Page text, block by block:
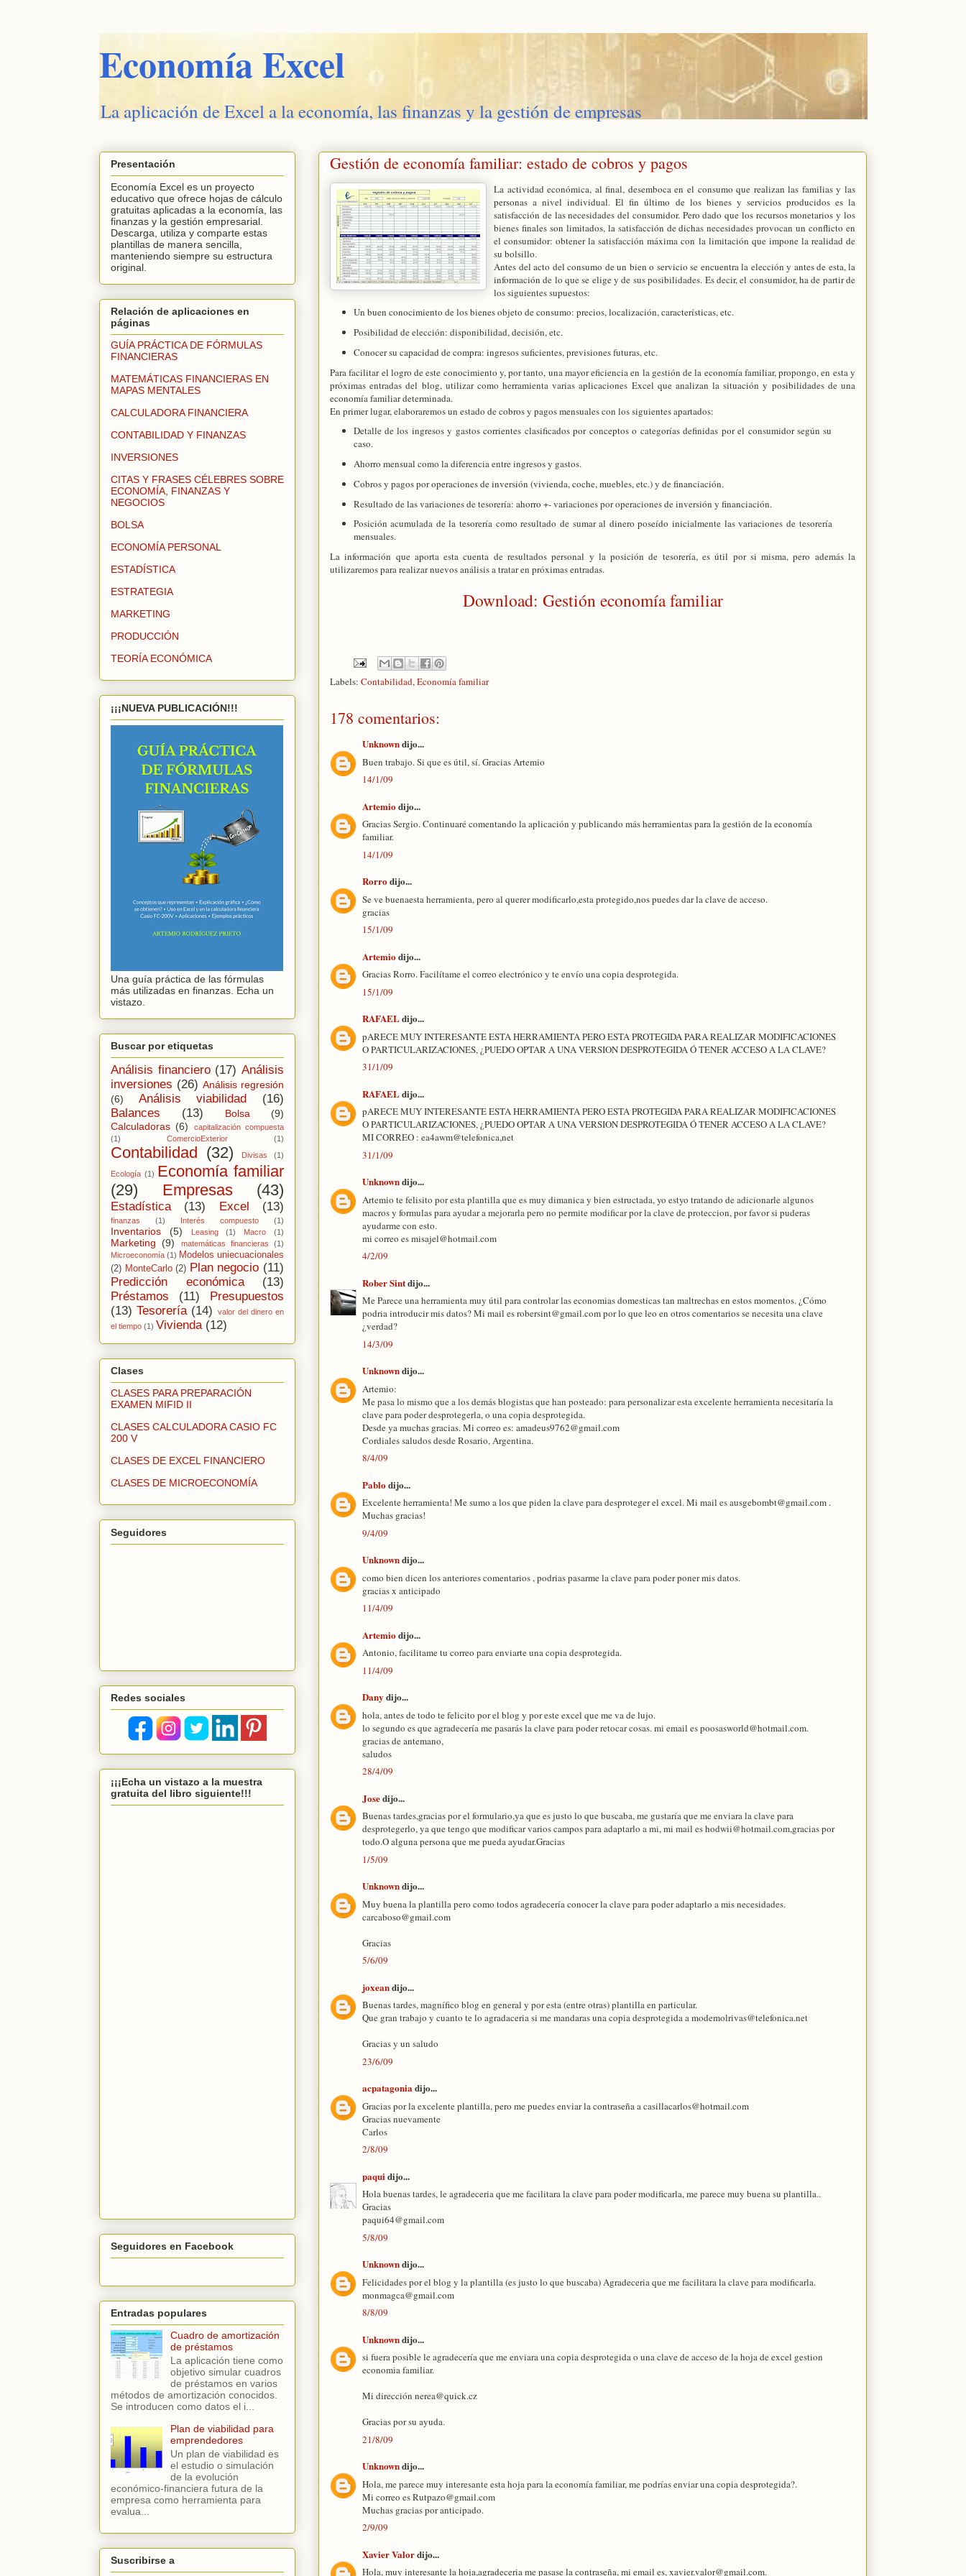
Economía Excel
La aplicación de Excel a la economía, las finanzas y la gestión de empresas
Gestión de economía familiar: estado de cobros y pagos
La actividad económica, al final, desemboca en el consumo que realizan las familias y las
personas a nivel individual. El fin último de los bienes y servicios producidos es la
satisfacción de las necesidades del consumidor. Pero dado que los recursos monetarios y los
bienes finales son limitados, la satisfacción de dichas necesidades provocan un conflicto en
el consumidor: obtener la satisfacción máxima con la limitación que impone la realidad de
su bolsillo.
Antes del acto del consumo de un bien o servicio se encuentra la elección y antes de esta, la
información de lo que se elige y de sus posibilidades. Es decir, el consumidor, ha de partir de
los siguientes supuestos:
Un buen conocimiento de los bienes objeto de consumo: precios, localización, características, etc.
Posibilidad de elección: disponibilidad, decisión, etc.
Conocer su capacidad de compra: ingresos suficientes, previsiones futuras, etc.
Para facilitar el logro de este conocimiento y, por tanto, una mayor eficiencia en la gestión de la economía familiar, propongo, en esta y
próximas entradas del blog, utilizar como herramienta varias aplicaciones Excel que analizan la situación y posibilidades de una
economía familiar determinada.
En primer lugar, elaboraremos un estado de cobros y pagos mensuales con los siguientes apartados:
Detalle de los ingresos y gastos corrientes clasificados por conceptos o categorías definidas por el consumidor según su
caso.
Ahorro mensual como la diferencia entre ingresos y gastos.
Cobros y pagos por operaciones de inversión (vivienda, coche, muebles, etc.) y de financiación.
Resultado de las variaciones de tesorería: ahorro +- variaciones por operaciones de inversión y financiación.
Posición acumulada de la tesorería como resultado de sumar al dinero poseído inicialmente las variaciones de tesorería
mensuales.
La información que aporta esta cuenta de resultados personal y la posición de tesorería, es útil por si misma, pero además la
utilizaremos para realizar nuevos análisis a tratar en próximas entradas.
Download: Gestión economía familiar
Labels: Contabilidad,Economía familiar
178 comentarios:
Unknowndijo...
Buen trabajo. Si que es útil, sí. Gracias Artemio
14/1/09
Artemiodijo...
Gracias Sergio. Continuaré comentando la aplicación y publicando más herramientas para la gestión de la economía
familiar.
14/1/09
Rorrodijo...
Se ve buenaesta herramienta, pero al querer modificarlo,esta protegido,nos puedes dar la clave de acceso.
gracias
15/1/09
Artemiodijo...
Gracias Rorro. Facilítame el correo electrónico y te envío una copia desprotegida.
15/1/09
RAFAELdijo...
pARECE MUY INTERESANTE ESTA HERRAMIENTA PERO ESTA PROTEGIDA PARA REALIZAR MODIFICACIONES
O PARTICULARIZACIONES, ¿PUEDO OPTAR A UNA VERSION DESPROTEGIDA Ó TENER ACCESO A LA CLAVE?
31/1/09
RAFAELdijo...
pARECE MUY INTERESANTE ESTA HERRAMIENTA PERO ESTA PROTEGIDA PARA REALIZAR MODIFICACIONES
O PARTICULARIZACIONES, ¿PUEDO OPTAR A UNA VERSION DESPROTEGIDA Ó TENER ACCESO A LA CLAVE?
MI CORREO : ea4awm@telefonica,net
31/1/09
Unknowndijo...
Artemio te felisito por esta plantilla que es muy dimanica y bien estructada, yo estyo tratando de adicionarle algunos
macros y formulas para ayudar a mejorarla pero no permite modificar por la clave de proteccion, por favor si puderas
ayudarme con esto.
mi correo es misajel@hotmail.com
4/2/09
Rober Sintdijo...
Me Parece una herramienta muy útil para controlar las economias domesticas tan maltrechas en estos momentos. ¿Cómo
podria introducir mis datos? Mi mail es robersint@gmail.com por lo que leo en otros comentarios se necesita una clave
¿verdad?
14/3/09
Unknowndijo...
Artemio:
Me pasa lo mismo que a los demás blogistas que han posteado: para personalizar esta excelente herramienta necesitaría la
clave para poder desprotegerla, o una copia desprotegida.
Desde ya muchas gracias. Mi correo es: amadeus9762@gmail.com
Cordiales saludos desde Rosario, Argentina.
8/4/09
Pablodijo...
Excelente herramienta! Me sumo a los que piden la clave para desproteger el excel. Mi mail es ausgebombt@gmail.com .
Muchas gracias!
9/4/09
Unknowndijo...
como bien dicen los anteriores comentarios , podrias pasarme la clave para poder poner mis datos.
gracias x anticipado
11/4/09
Artemiodijo...
Antonio, facilitame tu correo para enviarte una copia desprotegida.
11/4/09
Dany dijo...
hola, antes de todo te felicito por el blog y por este excel que me va de lujo.
lo segundo es que agradecería me pasarás la clave para poder retocar cosas. mi email es poosasworld@hotmail.com.
gracias de antemano,
saludos
28/4/09
Josedijo...
Buenas tardes,gracias por el formulario,ya que es justo lo que buscaba, me gustaría que me enviara la clave para
desprotegerlo, ya que tengo que modificar varios campos para adaptarlo a mi, mi mail es hodwii@hotmail.com,gracias por
todo.O alguna persona que me pueda ayudar.Gracias
1/5/09
Unknowndijo...
Muy buena la plantilla pero como todos agradecería conocer la clave para poder adaptarlo a mis necesidades.
carcaboso@gmail.com
Gracias
5/6/09
joxeandijo...
Buenas tardes, magnífico blog en general y por esta (entre otras) plantilla en particular.
Que gran trabajo y cuanto te lo agradaceria si me mandaras una copia desprotegida a modemolrivas@telefonica.net
Gracias y un saludo
23/6/09
acpatagoniadijo...
Gracias por la excelente plantilla, pero me puedes enviar la contraseña a casillacarlos@hotmail.com
Gracias nuevamente
Carlos
2/8/09
paqui dijo...
Hola buenas tardes, le agradeceria que me facilitara la clave para poder modificarla, me parece muy buena su plantilla..
Gracias
paqui64@gmail.com
5/8/09
Unknowndijo...
Felicidades por el blog y la plantilla (es justo lo que buscaba) Agradeceria que me facilitara la clave para modificarla.
monmagca@gmail.com
8/8/09
Unknowndijo...
si fuera posible le agradecería que me enviara una copia desprotegida o una clave de acceso de la hoja de excel gestion
economia familiar.
Mi dirección nerea@quick.cz
Gracias por su ayuda.
21/8/09
Unknowndijo...
Hola, me parece muy interesante esta hoja para la economía familiar, me podrías enviar una copia desprotegida?.
Mi correo es Rutpazo@gmail.com
Muchas gracias por anticipado.
2/9/09
Xavier Valordijo...
Hola, muy interesante la hoja,agradeceria me pasase la contraseña, mi email es, xavier.valor@gmail.com.
Presentación
Economía Excel es un proyecto
educativo que ofrece hojas de cálculo
gratuitas aplicadas a la economía, las
finanzas y la gestión empresarial.
Descarga, utiliza y comparte estas
plantillas de manera sencilla,
manteniendo siempre su estructura
original.
Relación de aplicaciones en
páginas
GUÍA PRÁCTICA DE FÓRMULAS
FINANCIERAS
MATEMÁTICAS FINANCIERAS EN
MAPAS MENTALES
CALCULADORA FINANCIERA
CONTABILIDAD Y FINANZAS
INVERSIONES
CITAS Y FRASES CÉLEBRES SOBRE
ECONOMÍA, FINANZAS Y
NEGOCIOS
BOLSA
ECONOMÍA PERSONAL
ESTADÍSTICA
ESTRATEGIA
MARKETING
PRODUCCIÓN
TEORÍA ECONÓMICA
¡¡¡NUEVA PUBLICACIÓN!!!
Una guía práctica de las fórmulas
más utilizadas en finanzas. Echa un
vistazo.
Buscar por etiquetas
Análisis financiero (17) Análisis
inversiones (26) Análisis regresión
(6)
Análisis viabilidad
(16)
Balances
(13) Bolsa
(9)
Calculadoras (6)
capitalización compuesta
(1)
ComercioExterior (1)
Contabilidad (32) Divisas (1)
Ecología (1) Economía familiar
(29)
Empresas (43)
Estadística (13) Excel (13)
finanzas (1) Interés compuesto (1)
Inventarios (5) Leasing (1) Macro (1)
Marketing (9) matemáticas financieras
(1)
Microeconomía (1) Modelos uniecuacionales
(2) MonteCarlo (2) Plan negocio (11)
Predicción económica
(13)
Préstamos
(11)
Presupuestos
(13) Tesorería (14)
valor del dinero en
el tiempo (1) Vivienda (12)
Clases
CLASES PARA PREPARACIÓN
EXAMEN MIFID II
CLASES CALCULADORA CASIO FC
200 V
CLASES DE EXCEL FINANCIERO
CLASES DE MICROECONOMÍA
Seguidores
Redes sociales
¡¡¡Echa un vistazo a la muestra
gratuita del libro siguiente!!!
Seguidores en Facebook
Entradas populares
Cuadro de amortización
de préstamos
La aplicación tiene como
objetivo simular cuadros
de préstamos en varios
métodos de amortización conocidos.
Se introducen como datos el i...
Plan de viabilidad para
emprendedores
Un plan de viabilidad es
el estudio o simulación
de la evolución
económico-financiera futura de la
empresa como herramienta para
evalua...
Suscribirse a